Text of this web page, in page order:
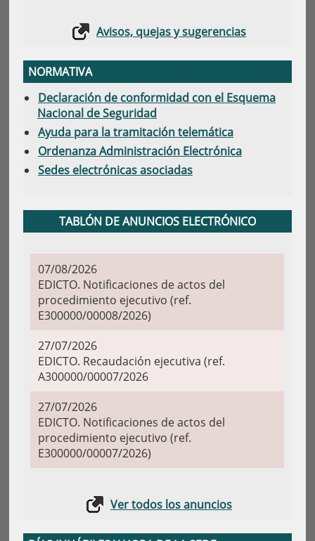
Avisos, quejas y sugerencias
NORMATIVA
Declaración de conformidad con el Esquema
Nacional de Seguridad
Ayuda para la tramitación telemática
Ordenanza Administración Electrónica
Sedes electrónicas asociadas
TABLÓN DE ANUNCIOS ELECTRÓNICO
07/08/2026
EDICTO. Notificaciones de actos del
procedimiento ejecutivo (ref.
E300000/00008/2026)
27/07/2026
EDICTO. Recaudación ejecutiva (ref.
A300000/00007/2026
27/07/2026
EDICTO. Notificaciones de actos del
procedimiento ejecutivo (ref.
E300000/00007/2026)
Ver todos los anuncios